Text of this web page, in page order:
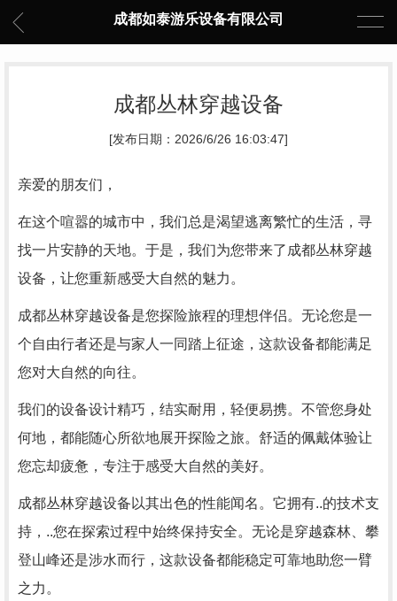
成都如泰游乐设备有限公司
成都丛林穿越设备
[发布日期：2026/6/26 16:03:47]
亲爱的朋友们，
在这个喧嚣的城市中，我们总是渴望逃离繁忙的生活，寻
找一片安静的天地。于是，我们为您带来了成都丛林穿越
设备，让您重新感受大自然的魅力。
成都丛林穿越设备是您探险旅程的理想伴侣。无论您是一
个自由行者还是与家人一同踏上征途，这款设备都能满足
您对大自然的向往。
我们的设备设计精巧，结实耐用，轻便易携。不管您身处
何地，都能随心所欲地展开探险之旅。舒适的佩戴体验让
您忘却疲惫，专注于感受大自然的美好。
成都丛林穿越设备以其出色的性能闻名。它拥有..的技术支
持，..您在探索过程中始终保持安全。无论是穿越森林、攀
登山峰还是涉水而行，这款设备都能稳定可靠地助您一臂
之力。